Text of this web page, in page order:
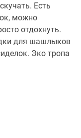
Есть
можно
отдохнуть.
для шашлыков
Эко тропа